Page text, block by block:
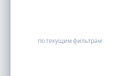
по текущим фильтрам